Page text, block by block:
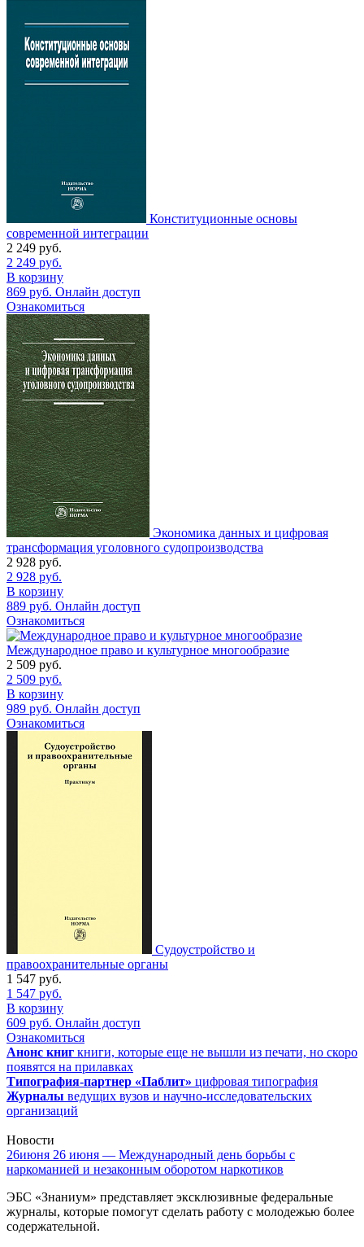
Конституционные основы
современной интеграции
2 249 руб.
2 249 руб.
В корзину
869 руб. Онлайн доступ
Ознакомиться
Экономика данных и цифровая
трансформация уголовного судопроизводства
2 928 руб.
2 928 руб.
В корзину
889 руб. Онлайн доступ
Ознакомиться
Международное право и культурное многообразие
2 509 руб.
2 509 руб.
В корзину
989 руб. Онлайн доступ
Ознакомиться
Судоустройство и
правоохранительные органы
1 547 руб.
1 547 руб.
В корзину
609 руб. Онлайн доступ
Ознакомиться
Анонс книг книги, которые еще не вышли из печати, но скоро
появятся на прилавках
Типография-партнер «Паблит» цифровая типография
Журналы ведущих вузов и научно-исследовательских
организаций
Новости
26июня 26 июня — Международный день борьбы с
наркоманией и незаконным оборотом наркотиков
ЭБС «Знаниум» представляет эксклюзивные федеральные
журналы, которые помогут сделать работу с молодежью более
содержательной.